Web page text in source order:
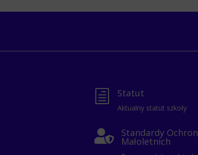
h Statut
Aktualny statut szkoły
 Standardy
Małoletnich